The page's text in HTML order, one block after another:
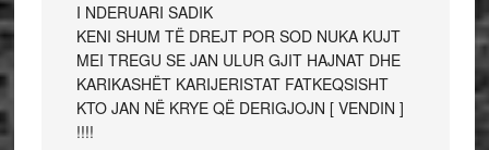
I NDERUARI SADIK
KENI SHUM TË DREJT POR SOD NUKA KUJT
MEI TREGU SE JAN ULUR GJIT HAJNAT DHE
KARIKASHËT KARIJERISTAT FATKEQSISHT
KTO JAN NË KRYE QË DERIGJOJN [ VENDIN ]
!!!!